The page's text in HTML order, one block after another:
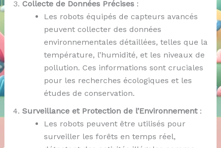
Collecte de Données Précises:
Les robots équipés de capteurs avancés
peuvent collecter des données
environnementales détaillées, telles que la
température, l’humidité, et les niveaux de
pollution. Ces informations sont cruciales
pour les recherches écologiques et les
études de conservation.
Surveillance et Protection de l’Environnement:
Les robots peuvent être utilisés pour
surveiller les forêts en temps réel,